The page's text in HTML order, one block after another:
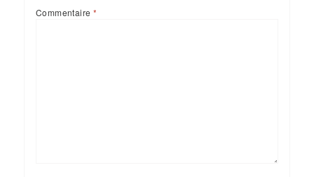
Commentaire*